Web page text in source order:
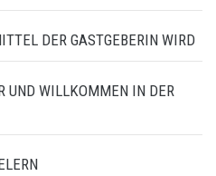
DER GASTGEBERIN WIRD
UND WILLKOMMEN IN DER